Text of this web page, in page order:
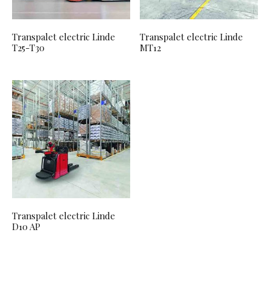
Transpalet electric Linde
T25-T30
Transpalet electric Linde
MT12
Transpalet electric Linde
D10 AP